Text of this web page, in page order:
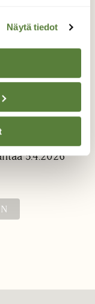
Näytä tiedot
5.4.2026